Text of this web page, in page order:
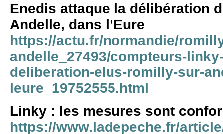
Enedis attaque la délibération
Andelle, dans l’Eure
https://actu.fr/normandie/
andelle_27493/compteurs-
deliberation-elus-romilly-sur-
leure_19752555.html
Linky : les mesures sont
https://www.ladepeche.fr/